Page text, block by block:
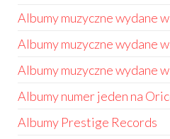
Albumy muzyczne wydane
Albumy muzyczne wydane
Albumy muzyczne wydane
Albumy numer jeden na
Albumy Prestige Records